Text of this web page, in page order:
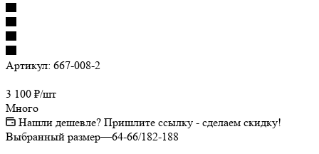
Артикул: 667-008-2
3 100 ₽/шт
Много
Нашли дешевле? Пришлите ссылку - сделаем скидку!
Выбранный размер—64-66/182-188